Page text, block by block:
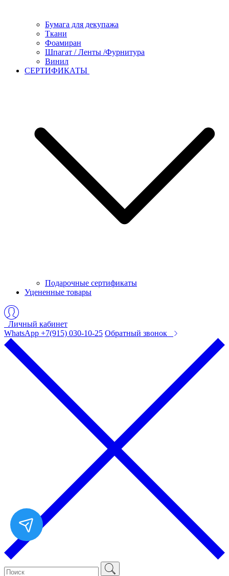
Бумага для декупажа
Ткани
Фоамиран
Шпагат / Ленты /Фурнитура
Винил
СЕРТИФИКАТЫ
Подарочные сертификаты
Уцененные товары
Личный кабинет
WhatsApp +7(915) 030-10-25 Обратный звонок